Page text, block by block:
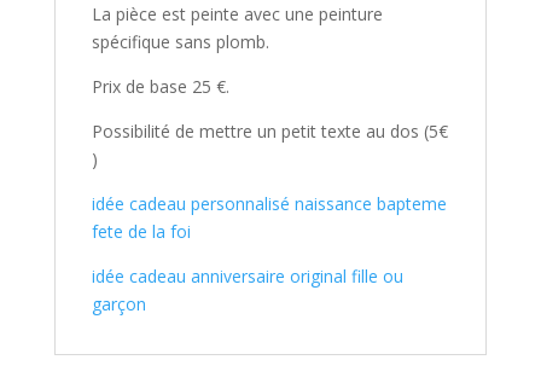
La pièce est peinte avec une peinture
spécifique sans plomb.
Prix de base 25 €.
Possibilité de mettre un petit texte au dos (5€
)
idée cadeau personnalisé naissance bapteme
fete de la foi
idée cadeau anniversaire original fille ou
garçon